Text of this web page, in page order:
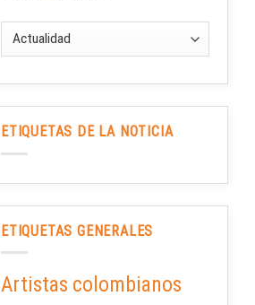
ETIQUETAS DE LA NOTICIA
ETIQUETAS GENERALES
Artistas colombianos